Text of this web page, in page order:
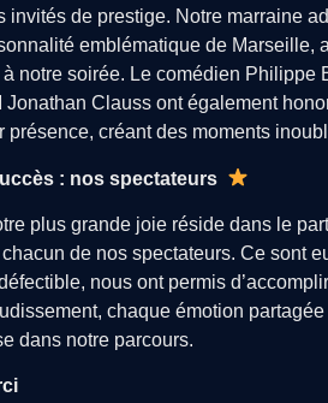
invités de prestige. Notre marraine
emblématique de Marseille,
notre soirée. Le comédien Philippe
Jonathan Clauss ont également
présence, créant des moments
: nos spectateurs
plus grande joie réside dans le
de nos spectateurs. Ce sont
nous ont permis
chaque émotion
dans notre parcours.